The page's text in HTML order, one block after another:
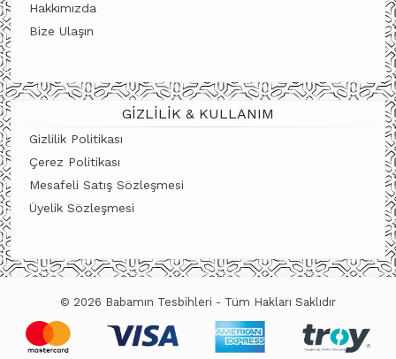
Hakkımızda
Bize Ulaşın
GIZLILIK & KULLANIM
Gizlilik Politikası
Çerez Politikası
Mesafeli Satış Sözleşmesi
Üyelik Sözleşmesi
© 2026 Babamın Tesbihleri - Tüm Hakları Saklıdır